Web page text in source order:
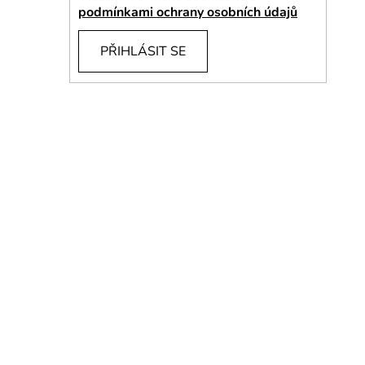
e
podmínkami ochrany osobních údajů
PŘIHLÁSIT SE